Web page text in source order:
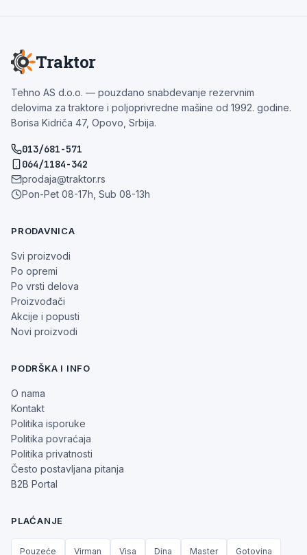
Traktor
Tehno AS d.o.o. — pouzdano snabdevanje rezervnim
delovima za traktore i poljoprivredne mašine od 1992. godine.
Borisa Kidriča 47, Opovo, Srbija.
013/681-571
064/1184-342
prodaja@traktor.rs
Pon-Pet 08-17h, Sub 08-13h
PRODAVNICA
Svi proizvodi
Po opremi
Po vrsti delova
Proizvođači
Akcije i popusti
Novi proizvodi
PODRŠKA I INFO
O nama
Kontakt
Politika isporuke
Politika povraćaja
Politika privatnosti
Često postavljana pitanja
B2B Portal
PLAĆANJE
Pouzeće Virman Visa Dina Master Gotovina